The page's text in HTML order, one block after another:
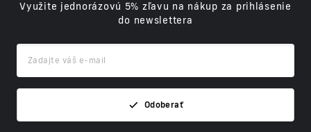
Využite jednorázovú 5% zľavu na nákup za prihlásenie
do newslettera
Odoberať